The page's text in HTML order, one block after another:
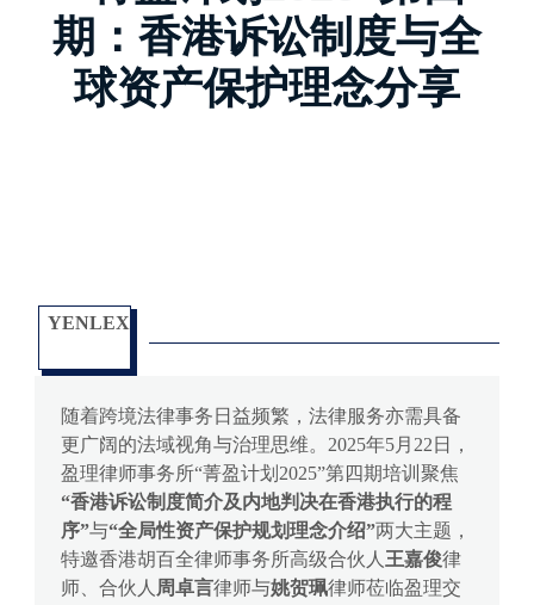
期：香港诉讼制度与全
球资产保护理念分享
YENLEX
随着跨境法律事务日益频繁，法律服务亦需具备
更广阔的法域视角与治理思维。2025年5月22日，
盈理律师事务所“菁盈计划2025”第四期培训聚焦
“香港诉讼制度简介及内地判决在香港执行的程
序”与“全局性资产保护规划理念介绍”两大主题，
特邀香港胡百全律师事务所高级合伙人 王嘉俊律
师、合伙人 周卓言律师与姚贺珮律师莅临盈理交